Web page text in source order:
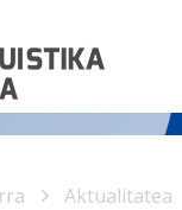
Aktualitatea